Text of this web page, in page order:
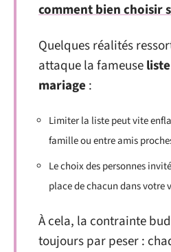
comment bien choisir
Quelques réalités
attaque la fameuse
mariage :
Limiter la liste peut vite
famille ou entre amis
Le choix des personnes
place de chacun dans votre
À cela, la contrainte
toujours par peser :